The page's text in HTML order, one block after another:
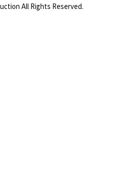
All Rights Reserved.